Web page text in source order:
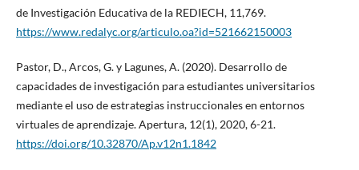
de Investigación Educativa de la REDIECH, 11,769.
https://www.redalyc.org/articulo.oa?id=521662150003
Pastor, D., Arcos, G. y Lagunes, A. (2020). Desarrollo de
capacidades de investigación para estudiantes universitarios
mediante el uso de estrategias instruccionales en entornos
virtuales de aprendizaje. Apertura, 12(1), 2020, 6-21.
https://doi.org/10.32870/Ap.v12n1.1842